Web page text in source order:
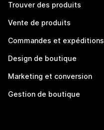
Trouver des produits
Vente de produits
Commandes et expéditions
Design de boutique
Marketing et conversion
Gestion de boutique